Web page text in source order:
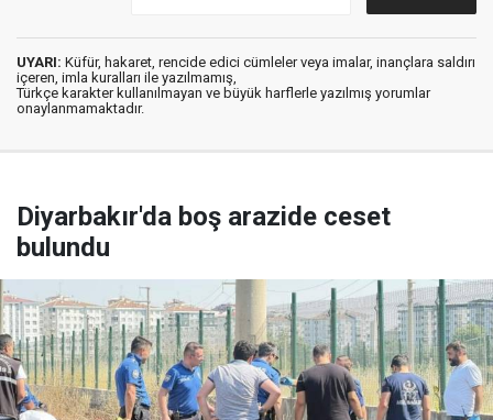
UYARI: Küfür, hakaret, rencide edici cümleler veya imalar, inançlara saldırı
içeren, imla kuralları ile yazılmamış,
Türkçe karakter kullanılmayan ve büyük harflerle yazılmış yorumlar
onaylanmamaktadır.
Diyarbakır'da boş arazide ceset
bulundu